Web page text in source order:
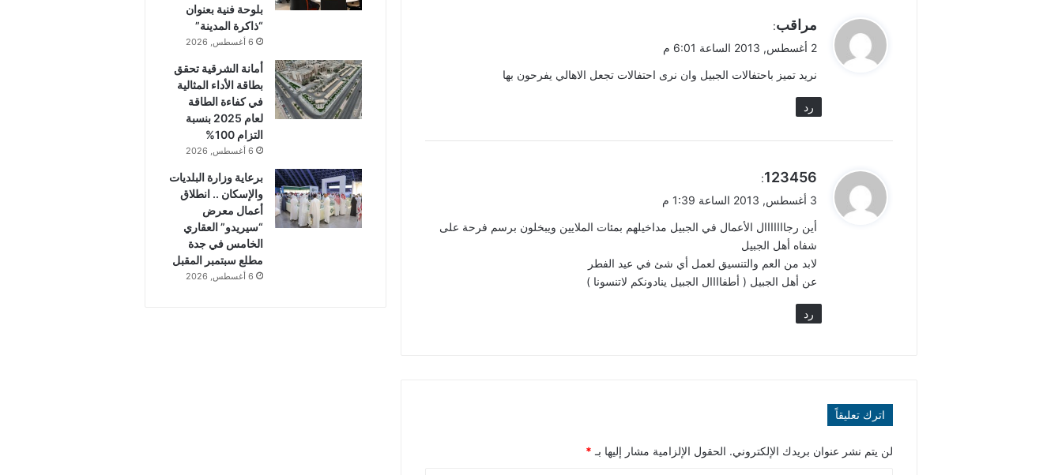
ي
ق
ل
مراقب:
2 أغسطس, 2013 الساعة 6:01 م
نريد تميز باحتفالات الجبيل وان نرى احتفالات تجعل الاهالي يفرحون بها
رد
ي
ق
ل
123456
:
3 أغسطس, 2013 الساعة 1:39 م
أين رجااااااال الأعمال في الجبيل مداخيلهم بمئات الملايين ويبخلون برسم فرحة على
شفاه أهل الجبيل
لابد من العم والتنسيق لعمل أي شئ في عيد الفطر
عن أهل الجبيل ( أطفاااال الجبيل ينادونكم لاتنسونا )
رد
اترك تعليقاً
لن يتم نشر عنوان بريدك الإلكتروني. الحقول الإلزامية مشار إليها بـ *
بلوحة فنية بعنوان
“ذاكرة المدينة”
6 أغسطس, 2026
أمانة الشرقية تحقق
بطاقة الأداء المثالية
في كفاءة الطاقة
لعام 2025 بنسبة
التزام 100%
6 أغسطس, 2026
برعاية وزارة البلديات
والإسكان .. انطلاق
أعمال معرض
“سيريدو” العقاري
الخامس في جدة
مطلع سبتمبر المقبل
6 أغسطس, 2026